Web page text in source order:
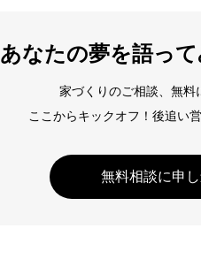
あなたの夢を語っ
家づくりのご相談、無料
ここからキックオフ！後追い
無料相談に申